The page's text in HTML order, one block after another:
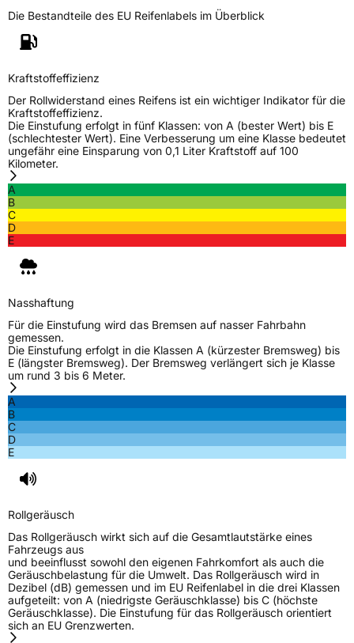
Die Bestandteile des EU Reifenlabels im Überblick
Kraftstoffeffizienz
Der Rollwiderstand eines Reifens ist ein wichtiger Indikator für die
Kraftstoffeffizienz.
Die Einstufung erfolgt in fünf Klassen: von A (bester Wert) bis E
(schlechtester Wert). Eine Verbesserung um eine Klasse bedeutet
ungefähr eine Einsparung von 0,1 Liter Kraftstoff auf 100
Kilometer.
A
B
C
D
E
Nasshaftung
Für die Einstufung wird das Bremsen auf nasser Fahrbahn
gemessen.
Die Einstufung erfolgt in die Klassen A (kürzester Bremsweg) bis
E (längster Bremsweg). Der Bremsweg verlängert sich je Klasse
um rund 3 bis 6 Meter.
A
B
C
D
E
Rollgeräusch
Das Rollgeräusch wirkt sich auf die Gesamtlautstärke eines
Fahrzeugs aus
und beeinflusst sowohl den eigenen Fahrkomfort als auch die
Geräuschbelastung für die Umwelt. Das Rollgeräusch wird in
Dezibel (dB) gemessen und im EU Reifenlabel in die drei Klassen
aufgeteilt: von A (niedrigste Geräuschklasse) bis C (höchste
Geräuschklasse). Die Einstufung für das Rollgeräusch orientiert
sich an EU Grenzwerten.